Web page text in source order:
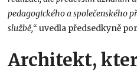
pedagogického a společenského
službě,“ uvedla předsedkyně
Architekt,